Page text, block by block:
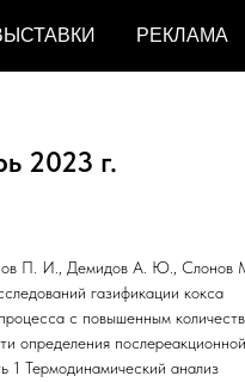
РЕКЛАМА
2023 г.
П. И., Демидов А. Ю., Слонов
газификации кокса
с повышенным
определения послереакционной
1 Термодинамический анализ